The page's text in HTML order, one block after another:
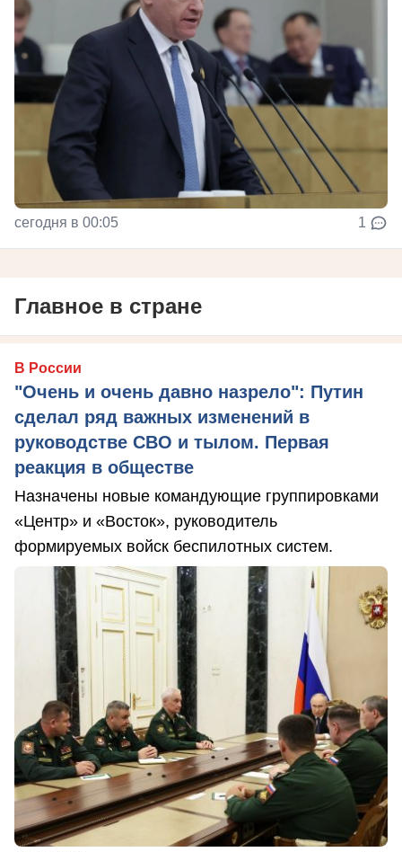
сегодня в 00:05 1
Главное в стране
В России
"Очень и очень давно назрело": Путин
сделал ряд важных изменений в
руководстве СВО и тылом. Первая
реакция в обществе
Назначены новые командующие группировками
«Центр» и «Восток», руководитель
формируемых войск беспилотных систем.